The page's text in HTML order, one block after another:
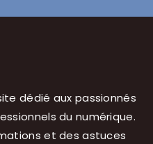
dédié aux passionnés
du numérique.
et des astuces